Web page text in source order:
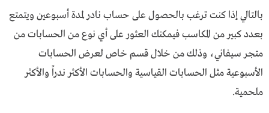
بالتالي إذا كنت ترغب بالحصول على حساب نادر لمدة أسبوعين ويتمتع
بعدد كبير من المكاسب فيمكنك العثور على أي نوع من الحسابات من
متجر سيفاني، وذلك من خلال قسم خاص لعرض الحسابات
الأسبوعية مثل الحسابات القياسية والحسابات الأكثر ندراً والأكثر
ملحمية.